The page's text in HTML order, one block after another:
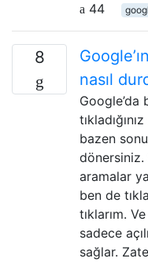
44
8
nasıl
Google’da
bazen
dönersiniz.
aramalar
ben de
tıklarım.
sadece
sağlar.